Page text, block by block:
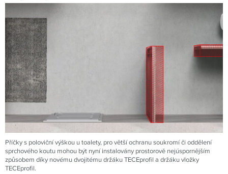
Příčky s poloviční výškou u toalety, pro větší ochranu soukromí či oddělení
sprchového koutu mohou být nyní instalovány prostorově nejúspornějším
způsobem díky novému dvojitému držáku TECEprofil a držáku vložky
TECEprofil.